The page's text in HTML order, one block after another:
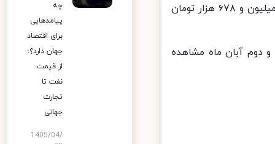
در بازار فلزات گرانبها، قیمت هر سکه امامی با افزایش ۵۴ هزار تومانی، ۱۲ میلیون و ۶۷۸ هزار تومان
روز شنبه، بیست و دوم آبان ماه مشاهده
چه
پیامدهایی
برای اقتصاد
جهان دارد؟؛
از قیمت
نفت تا
تجارت
جهانی
1405/04/